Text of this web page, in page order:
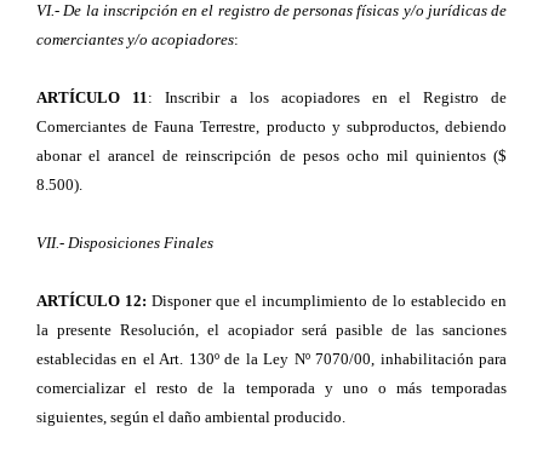
VI.- De la inscripción en el registro de personas físicas y/o jurídicas de
comerciantes y/o acopiadores:
ARTÍCULO 11: Inscribir a los acopiadores en el Registro de
Comerciantes de Fauna Terrestre, producto y subproductos, debiendo
abonar el arancel de reinscripción de pesos ocho mil quinientos ($
8.500).
VII.- Disposiciones Finales
ARTÍCULO 12: Disponer que el incumplimiento de lo establecido en
la presente Resolución, el acopiador será pasible de las sanciones
establecidas en el Art. 130º de la Ley Nº 7070/00, inhabilitación para
comercializar el resto de la temporada y uno o más temporadas
siguientes, según el daño ambiental producido.